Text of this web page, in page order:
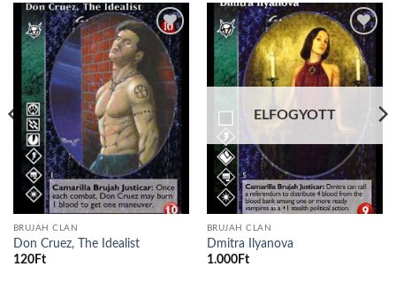
Add to
wishlist
BRUJAH CLAN
Don Cruez, The Idealist
120Ft
Add to
wishlist
ELFOGYOTT
BRUJAH CLAN
Dmitra Ilyanova
1.000Ft